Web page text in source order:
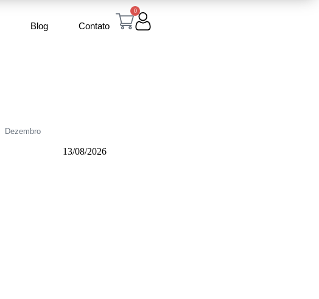
Blog Contato
0
Dezembro
13/08/2026